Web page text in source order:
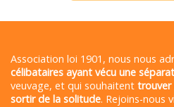
Association loi 1901, nous nous
célibataires ayant vécu une
veuvage, et qui souhaitent trouver
sortir de la solitude. Rejoins-nous